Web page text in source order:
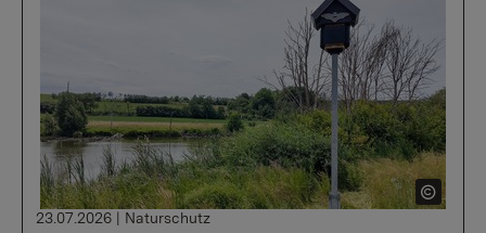
23.07.2026 | Naturschutz